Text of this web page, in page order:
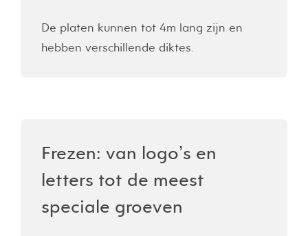
De platen kunnen tot 4m lang zijn en
hebben verschillende diktes.
Frezen: van logo’s en
letters tot de meest
speciale groeven